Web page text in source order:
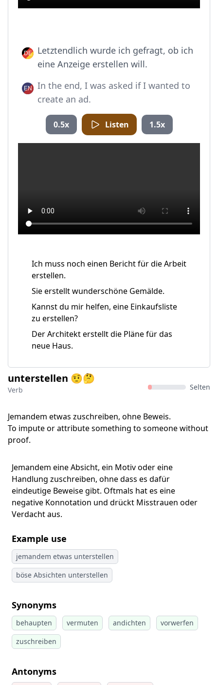
Letztendlich wurde ich gefragt, ob ich
eine Anzeige erstellen will.
In the end, I was asked if I wanted to
create an ad.
0.5x Listen 1.5x
Ich muss noch einen Bericht für die Arbeit
erstellen.
Sie erstellt wunderschöne Gemälde.
Kannst du mir helfen, eine Einkaufsliste
zu erstellen?
Der Architekt erstellt die Pläne für das
neue Haus.
unterstellen 🤨🤔
Verb Selten
Jemandem etwas zuschreiben, ohne Beweis.
To impute or attribute something to someone without
proof.
Jemandem eine Absicht, ein Motiv oder eine
Handlung zuschreiben, ohne dass es dafür
eindeutige Beweise gibt. Oftmals hat es eine
negative Konnotation und drückt Misstrauen oder
Verdacht aus.
Example use
jemandem etwas unterstellen
böse Absichten unterstellen
Synonyms
behaupten vermuten andichten
vorwerfen
zuschreiben
Antonyms